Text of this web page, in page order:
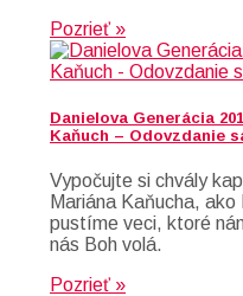
Pozrieť »
Danielova Generácia
Kaňuch – Odovzdanie
Vypočujte si chvály
Mariána Kaňucha,
pustíme veci, ktoré
nás Boh volá.
Pozrieť »